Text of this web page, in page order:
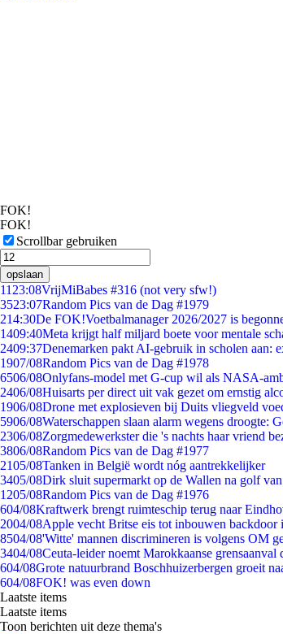
FOK!
FOK!
Scrollbar gebruiken
opslaan
11 23:08VrijMiBabes #316 (not very sfw!)
3523:07Random Pics van de Dag #1979
214:30De FOK!Voetbalmanager 2026/2027 is
1409:40Meta krijgt half miljard boete voor mentale
2409:37Denemarken pakt AI-gebruik in scholen aan:
1907/08Random Pics van de Dag #1978
6506/08Onlyfans-model met G-cup wil als NASA-
2406/08Huisarts per direct uit vak gezet om ernstig
1906/08Drone met explosieven bij Duits vliegveld
5906/08Waterschappen slaan alarm wegens droogte:
2306/08Zorgmedewerkster die 's nachts haar vriend
3806/08Random Pics van de Dag #1977
2105/08Tanken in België wordt nóg aantrekkelijker
3405/08Dirk sluit supermarkt op de Wallen na golf van
1205/08Random Pics van de Dag #1976
604/08Kraftwerk brengt ruimteschip terug naar
2004/08Apple vecht Britse eis tot inbouwen backdoor
8504/08'Witte' mannen discrimineren is volgens OM
3404/08Ceuta-leider noemt Marokkaanse
604/08Grote natuurbrand Boschhuizerbergen groeit
604/08FOK! was even down
Laatste items
Laatste items
Toon berichten uit deze thema's